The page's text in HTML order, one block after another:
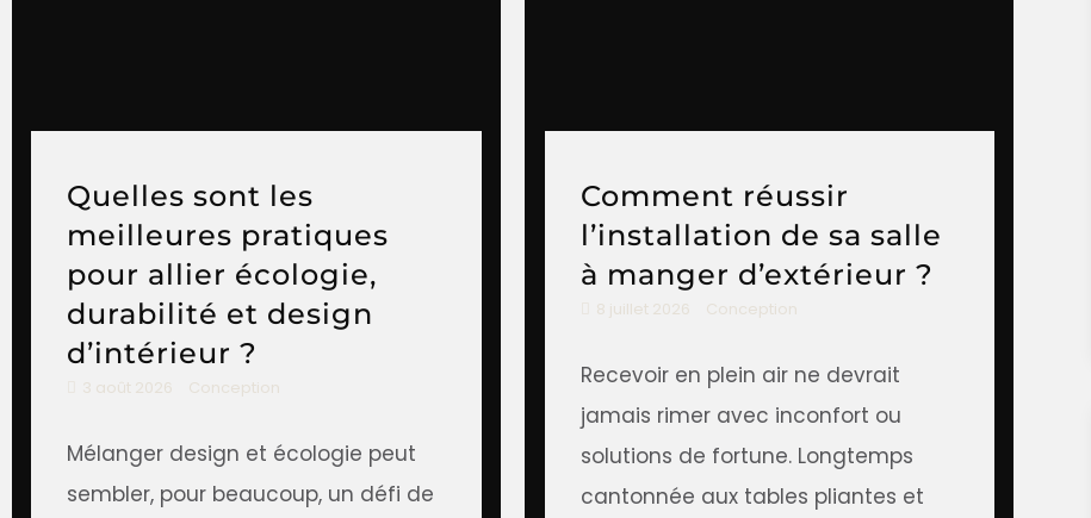
Quelles sont les
meilleures pratiques
pour allier écologie,
durabilité et design
d’intérieur ?
3 août 2026 Conception
Mélanger design et écologie peut
sembler, pour beaucoup, un défi de
Comment réussir
l’installation de sa salle
à manger d’extérieur ?
8 juillet 2026 Conception
Recevoir en plein air ne devrait
jamais rimer avec inconfort ou
solutions de fortune. Longtemps
cantonnée aux tables pliantes et